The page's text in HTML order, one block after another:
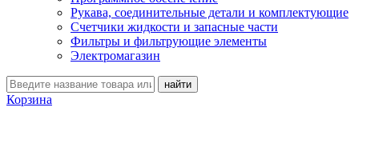
Рукава, соединительные детали и комплектующие
Счетчики жидкости и запасные части
Фильтры и фильтрующие элементы
Электромагазин
Корзина